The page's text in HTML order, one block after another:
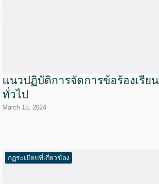
แนวปฏิบัติการจัดการข้อร้องเรียน
ทั่วไป
March 15, 2024
กฏระเบียบที่เกี่ยวข้อง